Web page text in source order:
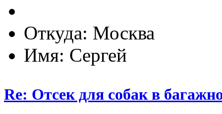
Откуда: Москва
Имя: Сергей
Re: Отсек для собак в